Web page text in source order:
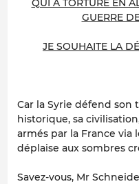
QUI A TORTURE EN
GUERRE
JE SOUHAITE LA
Car la Syrie défend
historique, sa
armés par la France via
déplaise aux sombres
Savez-vous, Mr